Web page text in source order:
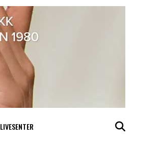
LIVESENTER